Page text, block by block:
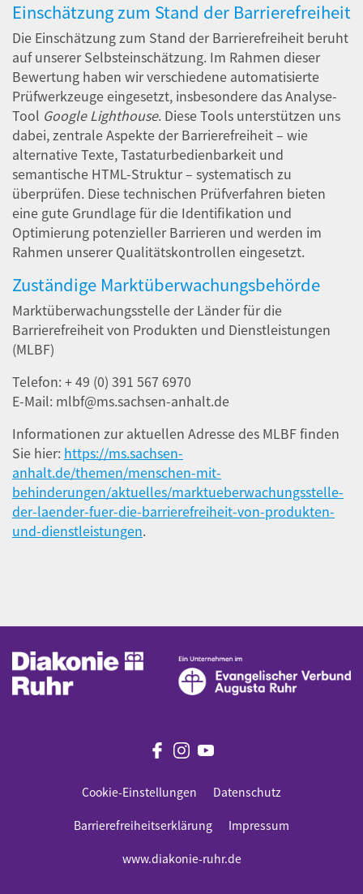
Einschätzung zum Stand der Barrierefreiheit
Die Einschätzung zum Stand der Barrierefreiheit beruht
auf unserer Selbsteinschätzung. Im Rahmen dieser
Bewertung haben wir verschiedene automatisierte
Prüfwerkzeuge eingesetzt, insbesondere das Analyse-
Tool Google Lighthouse. Diese Tools unterstützen uns
dabei, zentrale Aspekte der Barrierefreiheit – wie
alternative Texte, Tastaturbedienbarkeit und
semantische HTML-Struktur – systematisch zu
überprüfen. Diese technischen Prüfverfahren bieten
eine gute Grundlage für die Identifikation und
Optimierung potenzieller Barrieren und werden im
Rahmen unserer Qualitätskontrollen eingesetzt.
Zuständige Marktüberwachungsbehörde
Marktüberwachungsstelle der Länder für die
Barrierefreiheit von Produkten und Dienstleistungen
(MLBF)
Telefon: + 49 (0) 391 567 6970
E-Mail: mlbf@ms.sachsen-anhalt.de
Informationen zur aktuellen Adresse des MLBF finden
Sie hier: https://ms.sachsen-
anhalt.de/themen/menschen-mit-
behinderungen/aktuelles/marktueberwachungsstelle-
der-laender-fuer-die-barrierefreiheit-von-produkten-
und-dienstleistungen.
Cookie-Einstellungen Datenschutz
Barrierefreiheitserklärung Impressum
www.diakonie-ruhr.de